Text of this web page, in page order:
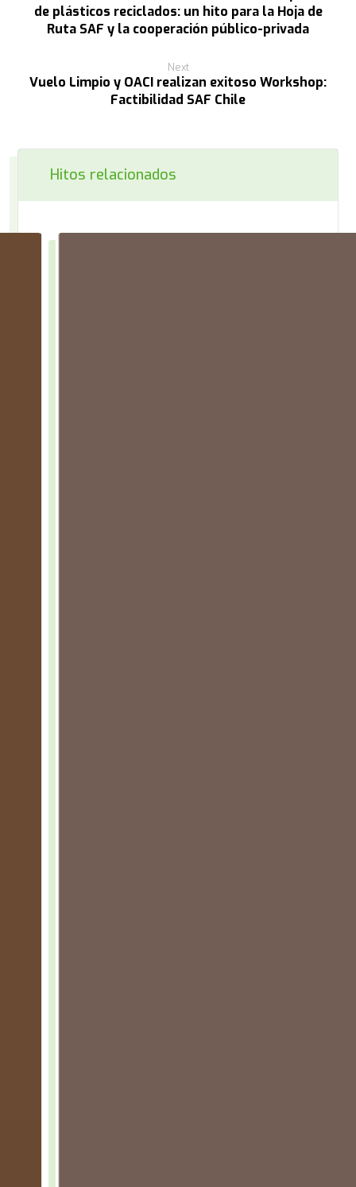
de plásticos reciclados: un hito para la Hoja de
Ruta SAF y la cooperación público-privada
Next
Vuelo Limpio y OACI realizan exitoso Workshop:
Factibilidad SAF Chile
Hitos relacionados